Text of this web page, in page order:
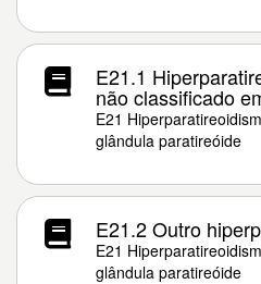
E21.1
não classificado
E21
glândula paratireóide
E21.2 Outro
E21
glândula paratireóide